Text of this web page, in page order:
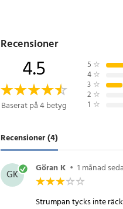
Funktionella strumpor för
Ett tryggt val för dig som söker
ankelstrumpor med snygg
större storlekar.
- Material: bomull
- Storlek: 38–45
- Antal: 10 par
- Färg: vit med grå detaljer
Artikelnummer:120031
Recensioner
4.5
Baserat på 4 betyg
5 ☆
4 ☆
3 ☆
2 ☆
1 ☆
Recensioner (4)
GK Göran K • 1 månad
Strumpan tycks inte